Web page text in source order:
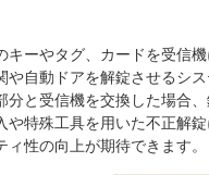
キーやタグ、カードを受信機
や自動ドアを解錠させるシ
分と受信機を交換した場合
や特殊工具を用いた不正解錠
性の向上が期待できます。